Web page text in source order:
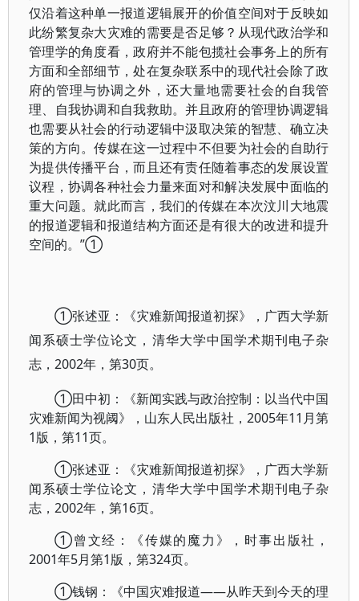
仅沿着这种单一报道逻辑展开的价值空间对于反映如
此纷繁复杂大灾难的需要是否足够？从现代政治学和
管理学的角度看，政府并不能包揽社会事务上的所有
方面和全部细节，处在复杂联系中的现代社会除了政
府的管理与协调之外，还大量地需要社会的自我管
理、自我协调和自我救助。并且政府的管理协调逻辑
也需要从社会的行动逻辑中汲取决策的智慧、确立决
策的方向。传媒在这一过程中不但要为社会的自助行
为提供传播平台，而且还有责任随着事态的发展设置
议程，协调各种社会力量来面对和解决发展中面临的
重大问题。就此而言，我们的传媒在本次汶川大地震
的报道逻辑和报道结构方面还是有很大的改进和提升
空间的。”①
①张述亚：《灾难新闻报道初探》，广西大学新
闻系硕士学位论文，清华大学中国学术期刊电子杂
志，2002年，第30页。
①田中初：《新闻实践与政治控制：以当代中国
灾难新闻为视阈》，山东人民出版社，2005年11月第
1版，第11页。
①张述亚：《灾难新闻报道初探》，广西大学新
闻系硕士学位论文，清华大学中国学术期刊电子杂
志，2002年，第16页。
①曾文经：《传媒的魔力》，时事出版社，
2001年5月第1版，第324页。
①钱钢：《中国灾难报道——从昨天到今天的理